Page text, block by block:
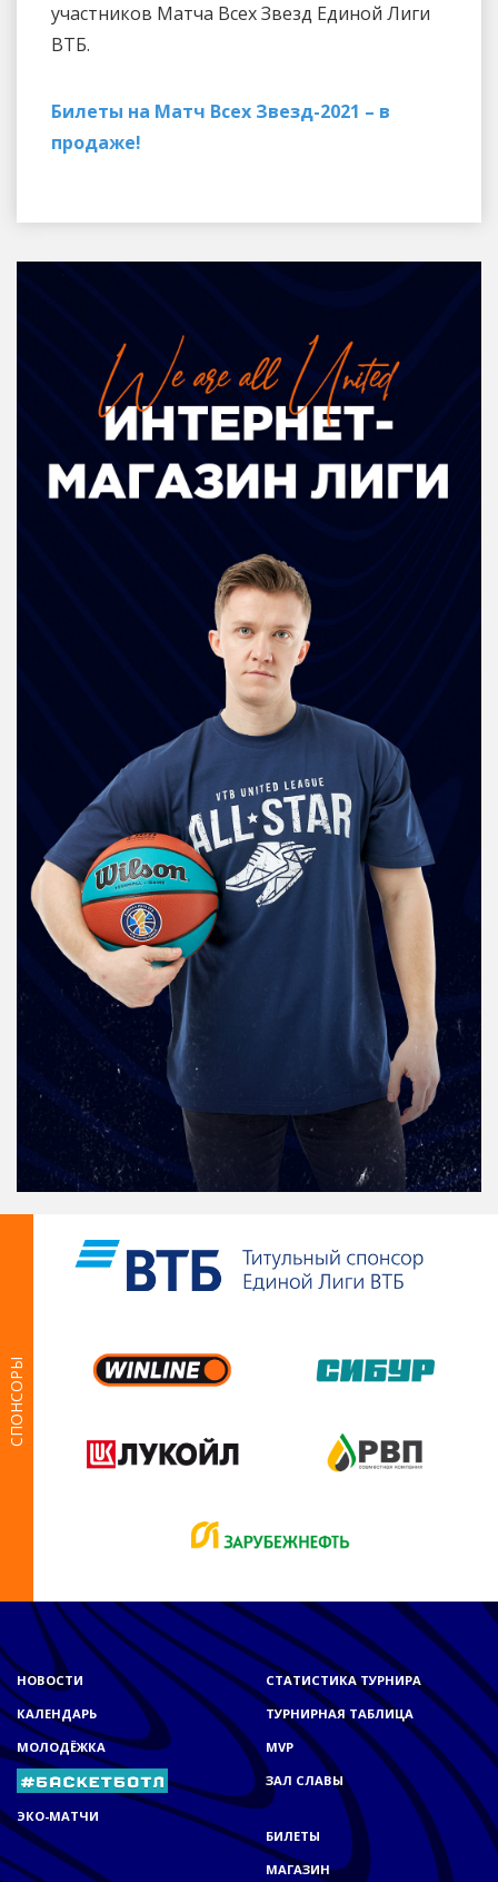
участников Матча Всех Звезд Единой Лиги
ВТБ.
Билеты на Матч Всех Звезд-2021 – в
продаже!
СПОНСОРЫ
НОВОСТИ
КАЛЕНДАРЬ
МОЛОДЁЖКА
ЭКО-МАТЧИ
СТАТИСТИКА ТУРНИРА
ТУРНИРНАЯ ТАБЛИЦА
MVP
ЗАЛ СЛАВЫ
БИЛЕТЫ
МАГАЗИН